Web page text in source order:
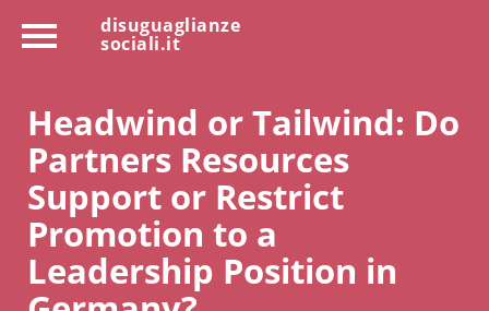
disuguaglianze
sociali.it
Headwind or Tailwind: Do
Partners Resources
Support or Restrict
Promotion to a
Leadership Position in